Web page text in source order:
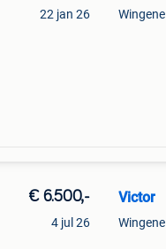
22 jan 26 Wingene
€ 6.500,-
4 jul 26
Victor
Wingene